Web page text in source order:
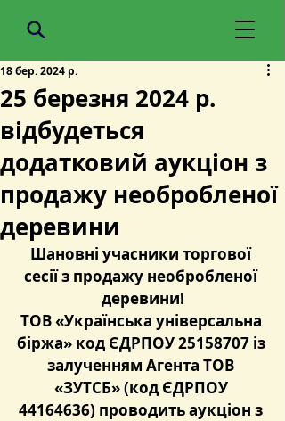
25 березня 2024 р.
відбудеться
додатковий аукціон з
продажу необробленої
деревини
18 бер. 2024 р.
Шановні учасники торгової
сесії з продажу необробленої
деревини!
ТОВ «Українська універсальна
біржа» код ЄДРПОУ 25158707 із
залученням Агента ТОВ
«ЗУТСБ» (код ЄДРПОУ
44164636) проводить аукціон з